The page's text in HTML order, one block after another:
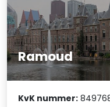
Ramoud
KvK nummer: